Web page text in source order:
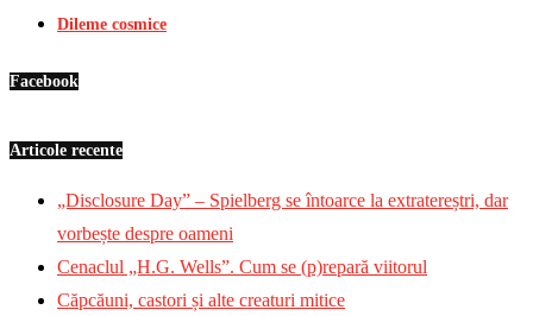
Dileme cosmice
Facebook
Articole recente
„Disclosure Day” – Spielberg se întoarce la extratereștri, dar
vorbește despre oameni
Cenaclul „H.G. Wells”. Cum se (p)repară viitorul
Căpcăuni, castori și alte creaturi mitice